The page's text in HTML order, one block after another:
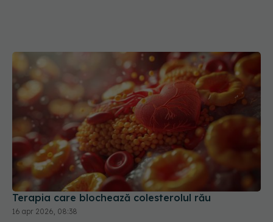
Terapia care blochează colesterolul rău
16 apr 2026, 08:38